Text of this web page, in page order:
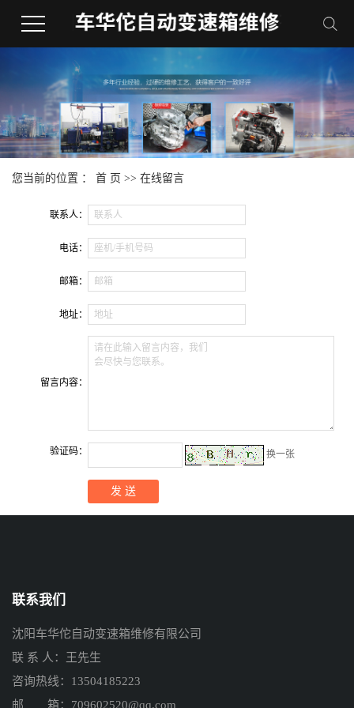
您当前的位置 ： 首 页 >> 在线留言
联系人： 联系人
电话： 座机/手机号码
邮箱： 邮箱
地址： 地址
留言内容：
请在此输入留言内容，我们
会尽快与您联系。
验证码： 换一张
联系我们
沈阳车华佗自动变速箱维修有限公司
联 系 人：王先生
咨询热线：13504185223
邮 箱：709602520@qq.com